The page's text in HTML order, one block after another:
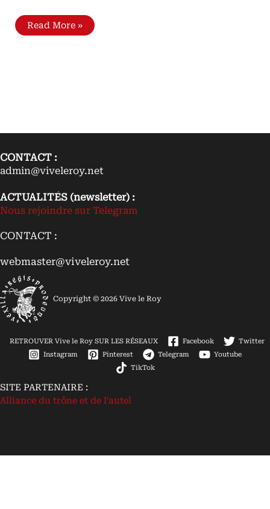
Quand
le
pour
de
l'orléanisme
Read More »
CONTACT :
admin@viveleroy.net
ACTUALITÉS (newsletter) :
Nous rejoindre sur Telegram
CONTACT :
webmaster@viveleroy.net
Copyright © 2026 Vive le Roy
RETROUVER Vive le Roy SUR LES RÉSEAUX Facebook
Twitter
Instagram
Pinterest Telegram
Youtube
TikTok
SITE PARTENAIRE :
Alliance du trône et de l'autel